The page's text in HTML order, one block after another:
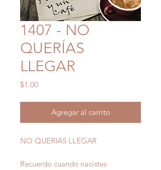
1407 - NO
QUERÍAS
LLEGAR
$1.00Precio
Agregar al carrito
NO QUERIAS LLEGAR
Recuerdo cuando nacistes